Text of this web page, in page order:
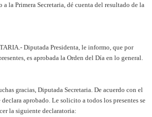
la Primera Secretaria, dé cuenta del resultado de la
Diputada Presidenta, le informo, que por
es aprobada la Orden del Día en lo general.
gracias, Diputada Secretaria. De acuerdo con el
aprobado. Le solicito a todos los presentes se
la siguiente declaratoria: